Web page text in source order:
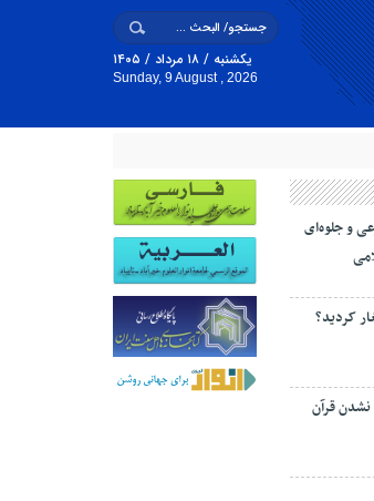
یکشنبه / ۱۸ مرداد / ۱۴۰۵
Sunday, 9 August , 2026
و جلوه‌ای
کردید؟
قرآن